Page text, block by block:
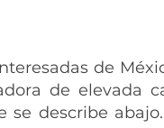
de
de elevada
describe